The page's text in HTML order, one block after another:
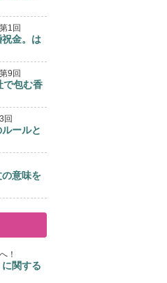
1回
金。は
9回
包む香
回
ールと
意味を
！
に関する